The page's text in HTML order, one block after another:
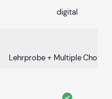
digital
Lehrprobe + Multiple